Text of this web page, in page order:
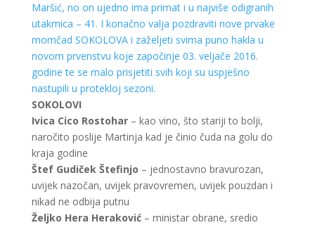
Maršić, no on ujedno ima primat i u najviše odigranih
utakmica – 41. I konačno valja pozdraviti nove prvake
momčad SOKOLOVA i zaželjeti svima puno hakla u
novom prvenstvu koje započinje 03. veljače 2016.
godine te se malo prisjetiti svih koji su uspješno
nastupili u protekloj sezoni.
SOKOLOVI
Ivica Cico Rostohar– kao vino, što stariji to bolji,
naročito poslije Martinja kad je činio čuda na golu do
kraja godine
Štef Gudiček Štefinjo – jednostavno bravurozan,
uvijek nazočan, uvijek pravovremen, uvijek pouzdan i
nikad ne odbija putnu
Željko Hera Heraković– ministar obrane, sredio